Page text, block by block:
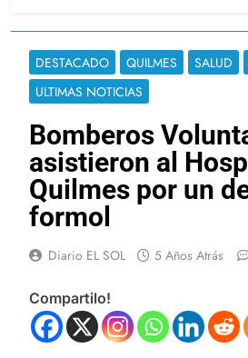
DESTACADO QUILMES SALUD
ULTIMAS NOTICIAS
Bomberos
asistieron al
Quilmes por un
formol
Diario EL SOL 5 Años Atrás
Compartilo!